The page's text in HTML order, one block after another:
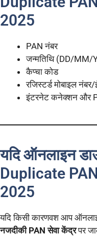
2025
PAN नंबर
जन्मतिथि (DD/MM/
कैप्चा कोड
रजिस्टर्ड मोबाइल
इंटरनेट कनेक्शन और
यदि ऑनलाइन
Duplicate
2025
यदि किसी कारणवश आप
नजदीकी PAN सेवा केंद्रपर